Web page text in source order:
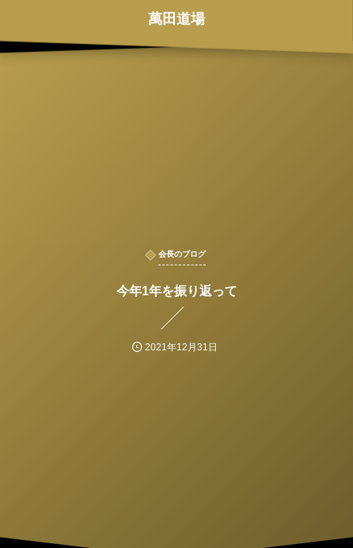
萬田道場
会長のブログ
今年1年を振り返って
2021年12月31日